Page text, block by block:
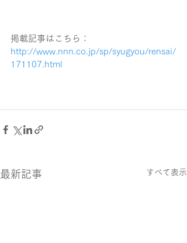
掲載記事はこちら：
http://www.nnn.co.jp/sp/syugyou/rensai/
171107.html
最新記事 すべて表示